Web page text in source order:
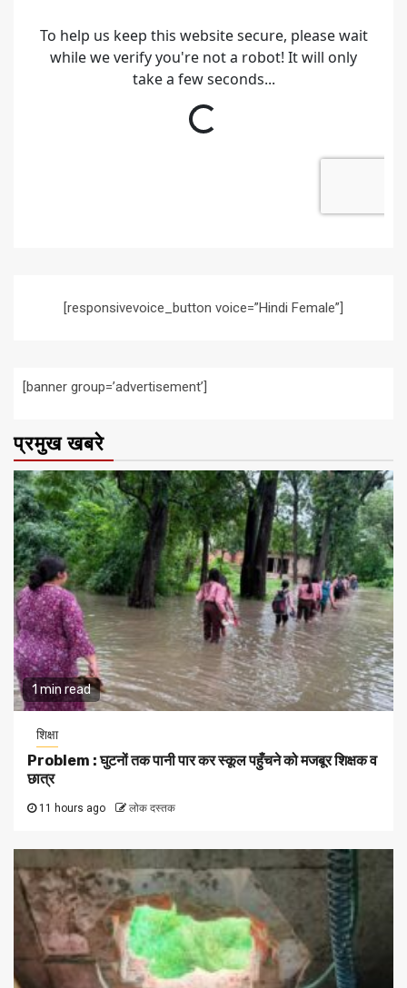
[responsivevoice_button voice=”Hindi Female”]
[banner group=’advertisement’]
प्रमुख खबरे
1 min read
शिक्षा
Problem : घुटनों तक पानी पार कर स्कूल पहुँचने को मजबूर शिक्षक व
छात्र
11 hours ago लोक दस्तक